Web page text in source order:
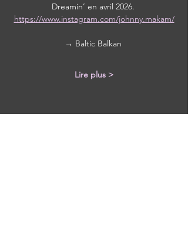
Dreamin’ en avril 2026.
https://www.instagram.com/johnny.makam/
→ Baltic Balkan
Lire plus >